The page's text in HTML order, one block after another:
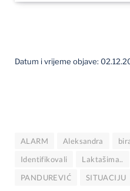
Datum i vrijeme objave:
ALARM Aleksandra
Identifikovali
Laktašima..
PANDUREVIĆ
SITUACIJU